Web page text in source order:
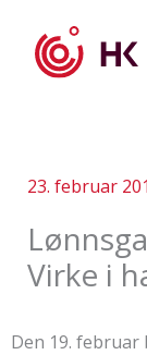
23. februar
Virke i
Den 19. februar